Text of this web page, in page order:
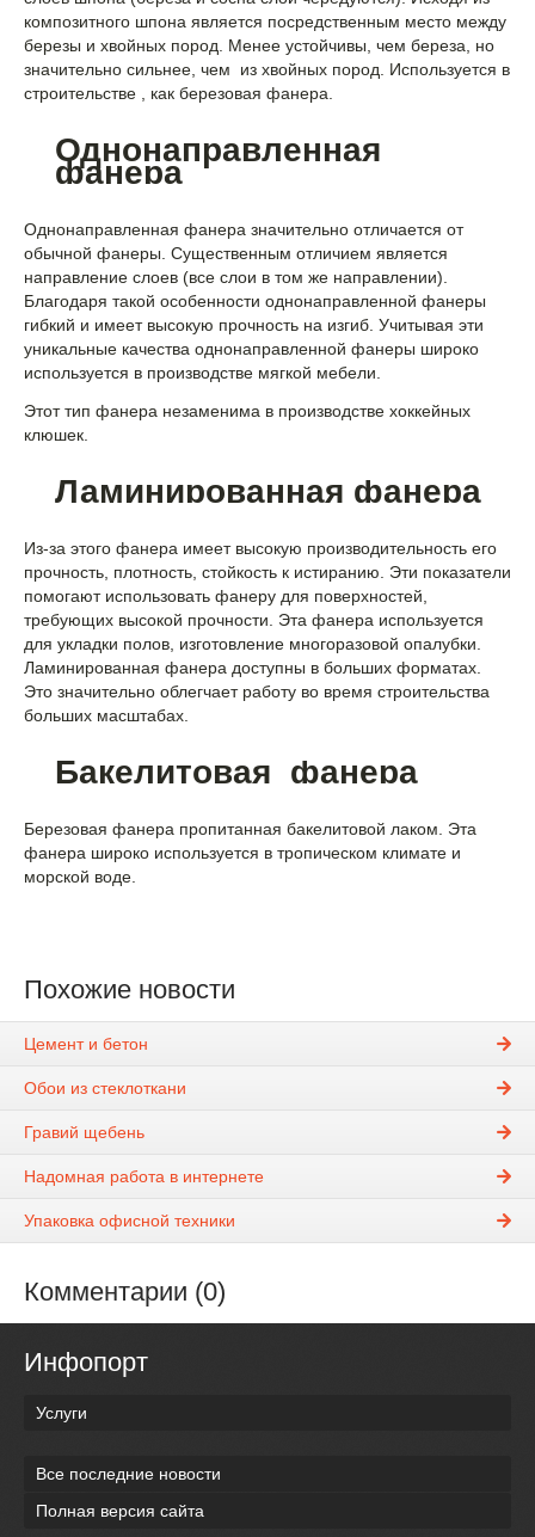
композитного шпона является посредственным место между
березы и хвойных пород. Менее устойчивы, чем береза, но
значительно сильнее, чем из хвойных пород. Используется в
строительстве , как березовая фанера.
Однонаправленная
фанера
Однонаправленная фанера значительно отличается от
обычной фанеры. Существенным отличием является
направление слоев (все слои в том же направлении).
Благодаря такой особенности однонаправленной фанеры
гибкий и имеет высокую прочность на изгиб. Учитывая эти
уникальные качества однонаправленной фанеры широко
используется в производстве мягкой мебели.
Этот тип фанера незаменима в производстве хоккейных
клюшек.
Ламинированная фанера
Из-за этого фанера имеет высокую производительность его
прочность, плотность, стойкость к истиранию. Эти показатели
помогают использовать фанеру для поверхностей,
требующих высокой прочности. Эта фанера используется
для укладки полов, изготовление многоразовой опалубки.
Ламинированная фанера доступны в больших форматах.
Это значительно облегчает работу во время строительства
больших масштабах.
Бакелитовая фанера
Березовая фанера пропитанная бакелитовой лаком. Эта
фанера широко используется в тропическом климате и
морской воде.
Похожие новости
Цемент и бетон
Обои из стеклоткани
Гравий щебень
Надомная работа в интернете
Упаковка офисной техники
Комментарии (0)
Инфопорт
Услуги
Все последние новости
Полная версия сайта